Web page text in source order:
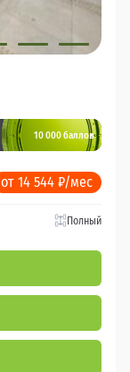
10 000 баллов
от 14 544 ₽/мес
Полный